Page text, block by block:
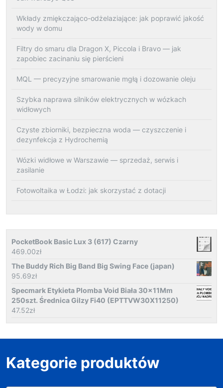
Wkłady zmiękczająco-odżelaziające: jak poprawić jakość
wody w domu
Filtry do smaru dla Dragon X, Piccola i Bravo — jak
zapobiec zacinaniu się pierścieni
MQL — precyzyjne smarowanie mgłą i dozowanie oleju
Szybka naprawa silników elektrycznych w wózkach
widłowych
Czyste zbiorniki, bezpieczna woda — czyszczenie i
dezynfekcja z Hydrochemią
Wózki widłowe w Warszawie — sprzedaż, serwis i
zasilanie
Fotowoltaika w Łodzi: jak skorzystać z dotacji
PocketBook Basic Lux 3 (617) Czarny
469.00zł
The Buddy Rich Big Band Big Swing Face (japan)
95.69zł
Specmark Etykieta Plomba Void Biała 30x11Mm
250szt. Średnica Gilzy Fi40 (EPTTVW30X11250)
47.52zł
Kategorie produktów